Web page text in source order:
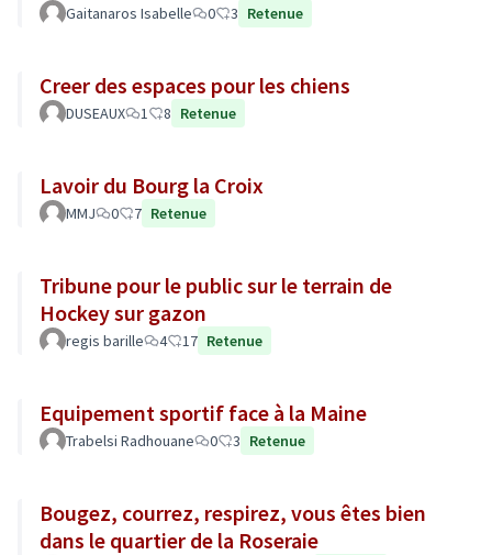
Gaitanaros Isabelle 0 3 Retenue
Creer des espaces pour les chiens
DUSEAUX 1 8 Retenue
Lavoir du Bourg la Croix
MMJ 0 7 Retenue
Tribune pour le public sur le terrain de
Hockey sur gazon
regis barille 4 17 Retenue
Equipement sportif face à la Maine
Trabelsi Radhouane 0 3 Retenue
Bougez, courrez, respirez, vous êtes bien
dans le quartier de la Roseraie